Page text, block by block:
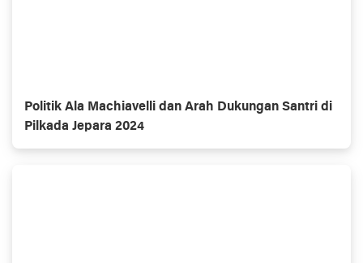
Politik Ala Machiavelli dan Arah Dukungan Santri di
Pilkada Jepara 2024